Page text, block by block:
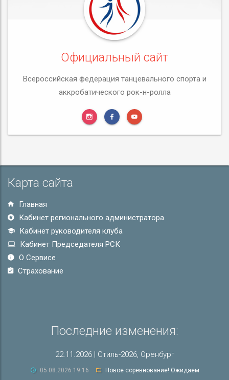
Официальный сайт
Всероссийская федерация танцевального спорта и
аккробатического рок-н-ролла
Карта сайта
Главная
Кабинет регионального администратора
Кабинет руководителя клуба
Кабинет Председателя РСК
О Сервисе
Страхование
Последние изменения:
22.11.2026 | Стиль-2026, Оренбург
05.08.2026 19:16
Новое соревнование! Ожидаем